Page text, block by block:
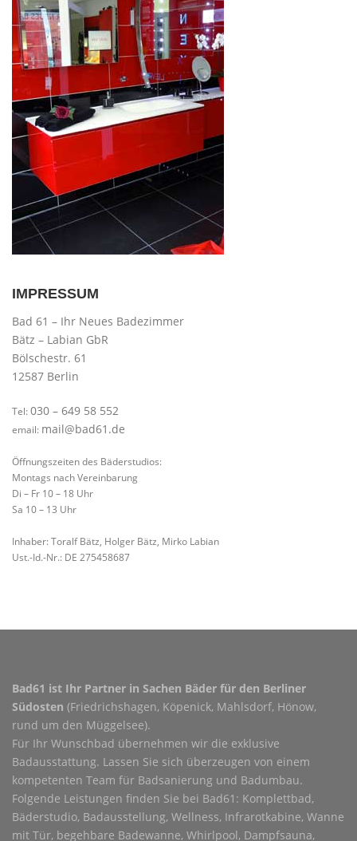
IMPRESSUM
Bad 61 – Ihr Neues Badezimmer
Bätz – Labian GbR
Bölschestr. 61
12587 Berlin
Tel:030 – 649 58 552
email: mail@bad61.de
Öffnungszeiten des Bäderstudios:
Montags nach Vereinbarung
Di – Fr 10 – 18 Uhr
Sa 10 – 13 Uhr
Inhaber: Toralf Bätz, Holger Bätz, Mirko Labian
Ust.-Id.-Nr.: DE 275458687
Bad61 ist Ihr Partner in Sachen Bäder für den Berliner
Südosten (Friedrichshagen, Köpenick, Mahlsdorf, Hönow,
rund um den Müggelsee).
Für Ihr Wunschbad übernehmen wir die exklusive
Badausstattung. Lassen Sie sich überzeugen von einem
kompetenten Team für Badsanierung und Badumbau.
Folgende Leistungen finden Sie bei Bad61: Komplettbad,
Bäderstudio, Badausstellung, Wellness, Infrarotkabine, Wanne
mit Tür, begehbare Badewanne, Whirlpool, Dampfsauna,